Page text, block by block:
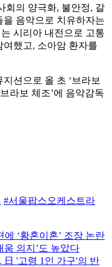
회의 양극화, 불안정, 갈
음악으로 치유하자는
시리아 내전으로 고통
했고, 소아암 환자를
션으로 올 초 ‘브라보
라보 체조’에 음악감독
#서울팝스오케스트라
에 ‘황혼이혼’ 조장 논란
움 의지’도 높았다
'고령 1인 가구'의 반